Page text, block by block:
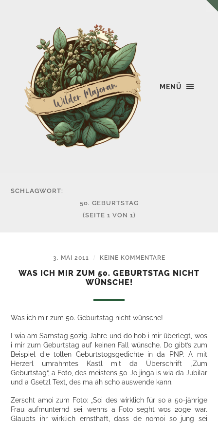
MENÜ
SCHLAGWORT:
50. GEBURTSTAG
(SEITE 1 VON 1)
3. MAI 2011 / KEINE KOMMENTARE
WAS ICH MIR ZUM 50. GEBURTSTAG NICHT
WÜNSCHE!
Was ich mir zum 50. Geburtstag nicht wünsche!
I wia am Samstag 50zig Jahre und do hob i mir überlegt, wos
i mir zum Geburtstag auf keinen Fall wünsche. Do gibt’s zum
Beispiel die tollen Geburtstogsgedichte in da PNP. A mit
Herzerl umrahmtes Kastl mit da Überschrift „Zum
Geburtstag“, a Foto, des meistens 50 Jo jinga is wia da Jubilar
und a Gsetzl Text, des ma äh scho auswende kann.
Zerscht amoi zum Foto: „Soi des wirklich für so a 50-jährige
Frau aufmunternd sei, wenns a Foto seght wos 20ge war.
Glaubts ihr wirklich ernsthaft, dass de nomoi so jung sei